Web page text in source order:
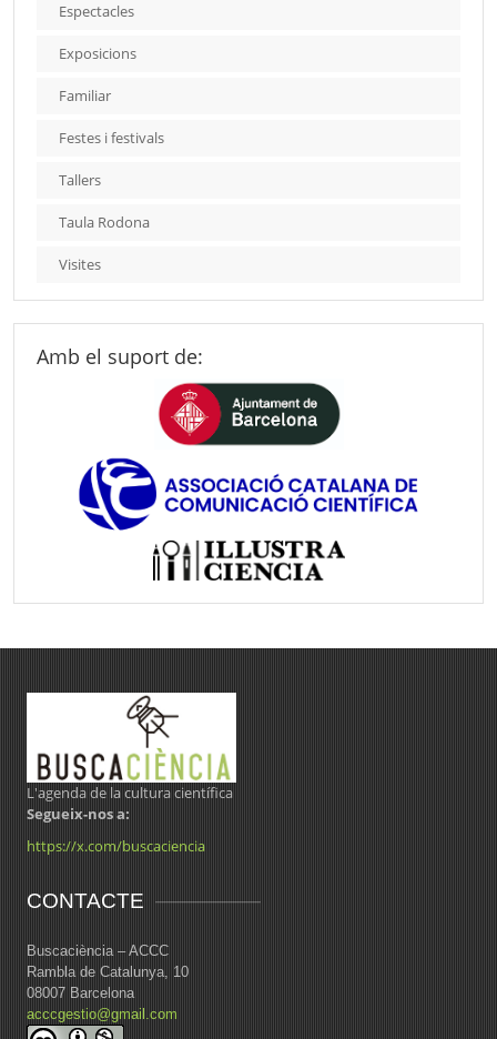
Espectacles
Exposicions
Familiar
Festes i festivals
Tallers
Taula Rodona
Visites
Amb el suport de:
L'agenda de la cultura científica
Segueix-nos a:
https://x.com/buscaciencia
CONTACTE
Buscaciència – ACCC
Rambla de Catalunya, 10
08007 Barcelona
acccgestio@gmail.com